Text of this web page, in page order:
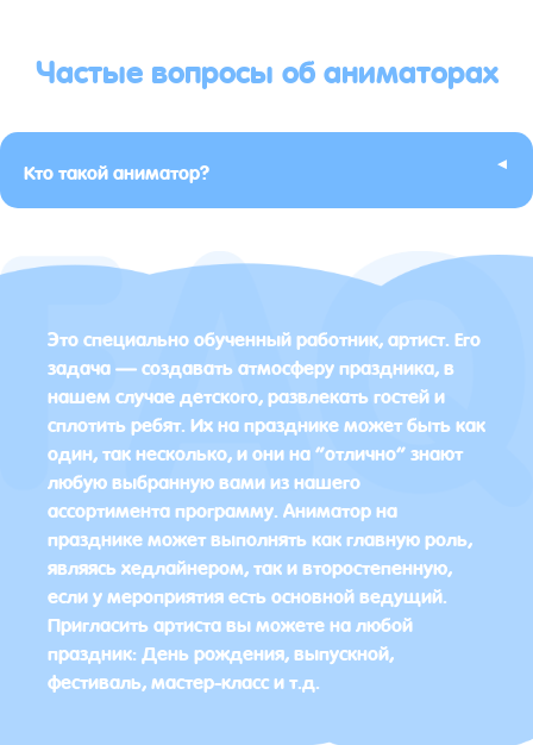
Частые вопросы об аниматорах
Кто такой аниматор? ▸
Это специально обученный работник, артист. Его
задача — создавать атмосферу праздника, в
нашем случае детского, развлекать гостей и
сплотить ребят. Их на празднике может быть как
один, так несколько, и они на “отлично” знают
любую выбранную вами из нашего
ассортимента программу. Аниматор на
празднике может выполнять как главную роль,
являясь хедлайнером, так и второстепенную,
если у мероприятия есть основной ведущий.
Пригласить артиста вы можете на любой
праздник: День рождения, выпускной,
фестиваль, мастер-класс и т.д.